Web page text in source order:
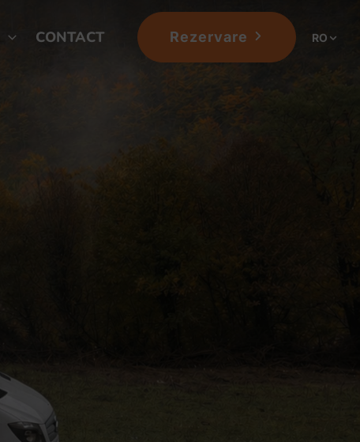
CONTACT Rezervare RO